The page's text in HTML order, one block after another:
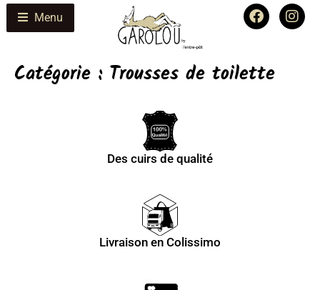
Menu
Catégorie : Trousses de toilette
Des cuirs de qualité
Livraison en Colissimo